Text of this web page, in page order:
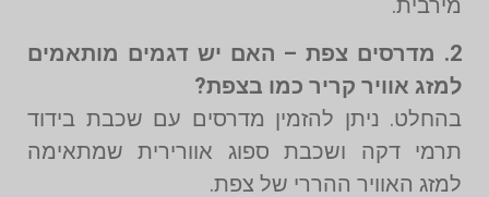
מירבית.
2. מדרסים צפת – האם יש דגמים מותאמים
למזג אוויר קריר כמו בצפת?
בהחלט. ניתן להזמין מדרסים עם שכבת בידוד
תרמי דקה ושכבת ספוג אוורירית שמתאימה
למזג האוויר ההררי של צפת.